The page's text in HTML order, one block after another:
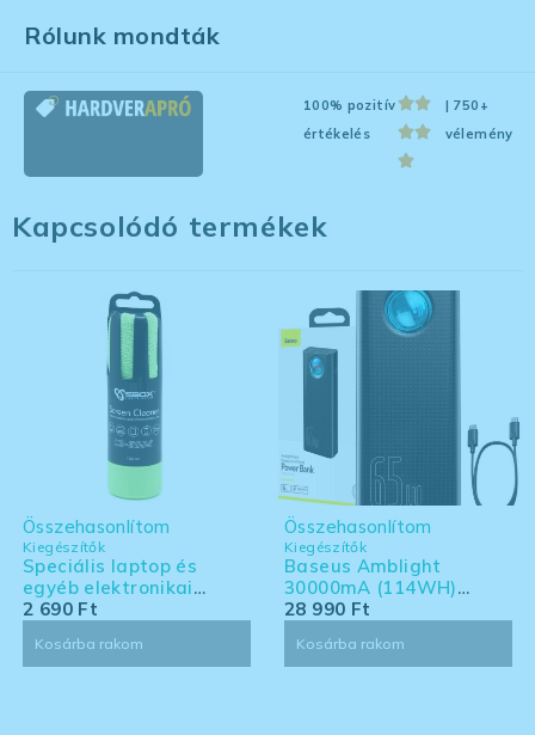
Rólunk mondták
100% pozitív
értékelés
| 750+
vélemény
Kapcsolódó termékek
Kiegészítők
Speciális laptop és
egyéb elektronikai
eszköz tisztító készlet -
Összehasonlítom
2 690 Ft
Kosárba rakom
Kiegészítők
Baseus Amblight
30000mA (114WH)
powerbank - Laptoppal
Összehasonlítom
28 990 Ft
Kosárba rakom